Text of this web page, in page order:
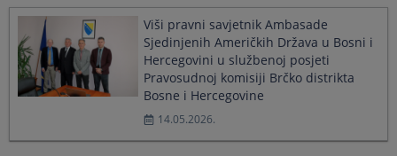
to
interact
with
the
calendar
and
date.
to
interact
with
the
calendar
and
select
a
date.
Viši pravni savjetnik Ambasade
Sjedinjenih Američkih Država u Bosni i
Hercegovini u službenoj posjeti
Pravosudnoj komisiji Brčko distrikta
Bosne i Hercegovine
14.05.2026.